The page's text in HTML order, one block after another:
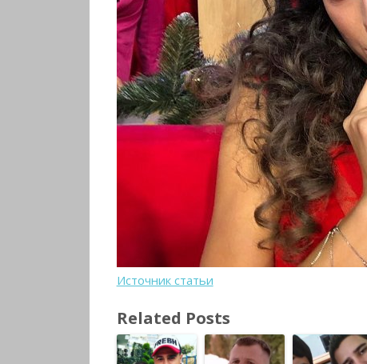
Источник статьи
Related Posts